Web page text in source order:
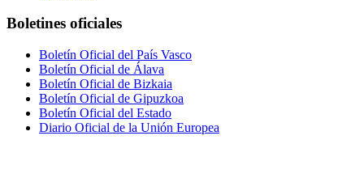
Boletines oficiales
Boletín Oficial del País Vasco
Boletín Oficial de Álava
Boletín Oficial de Bizkaia
Boletín Oficial de Gipuzkoa
Boletín Oficial del Estado
Diario Oficial de la Unión Europea